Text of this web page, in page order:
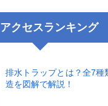
アクセスランキング
排水トラップとは？全7種
造を図解で解説！